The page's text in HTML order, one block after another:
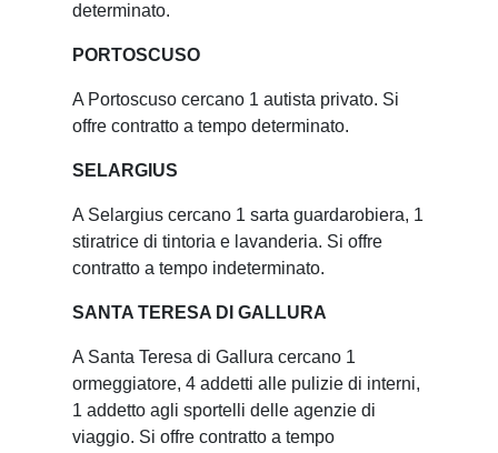
determinato.
PORTOSCUSO
A Portoscuso cercano 1 autista privato. Si
offre contratto a tempo determinato.
SELARGIUS
A Selargius cercano 1 sarta guardarobiera, 1
stiratrice di tintoria e lavanderia. Si offre
contratto a tempo indeterminato.
SANTA TERESA DI GALLURA
A Santa Teresa di Gallura cercano 1
ormeggiatore, 4 addetti alle pulizie di interni,
1 addetto agli sportelli delle agenzie di
viaggio. Si offre contratto a tempo